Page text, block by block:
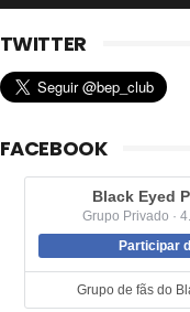
TWITTER
FACEBOOK
Black Eyed
Grupo Privado ·
Participar
Grupo de fãs do